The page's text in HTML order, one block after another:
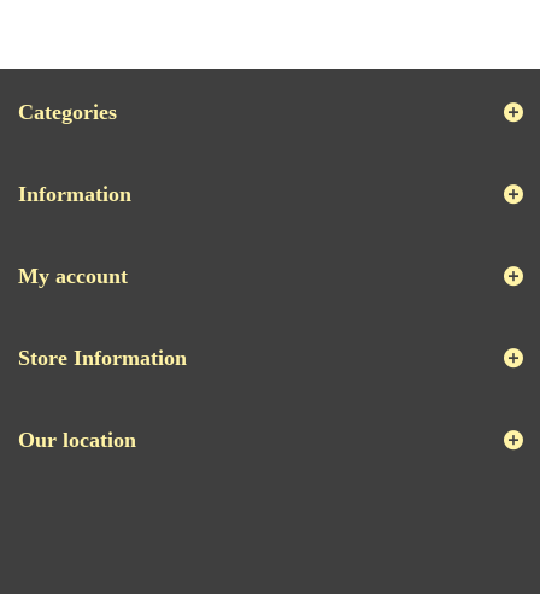
Categories
Information
My account
Store Information
Our location